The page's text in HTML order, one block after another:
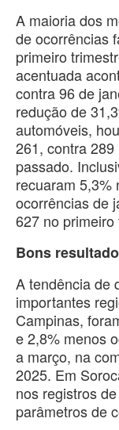
A maioria dos
de ocorrências
primeiro
acentuada
contra 96 de
redução de
automóveis,
261, contra
passado.
recuaram 5,3%
ocorrências de
627 no
Bons
A tendência de
importantes
Campinas,
e 2,8% menos
a março, na
2025. Em
nos registros
parâmetros de